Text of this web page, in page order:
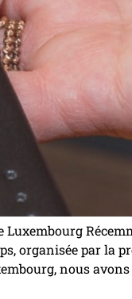
organisée par la
nous